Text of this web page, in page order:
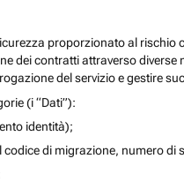
proporzionato al
dei contratti attraverso
del servizio e gestire
(i “Dati”):
identità);
di migrazione, numero di